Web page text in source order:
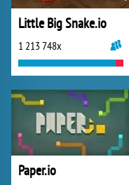
Little Big Snake.io
1 213 748x
Paper.io